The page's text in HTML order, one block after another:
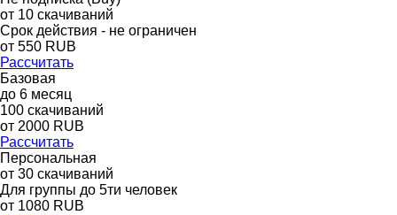
от 10 скачиваний
Срок действия - не ограничен
от 550 RUB
Рассчитать
Базовая
до 6 месяц
100 скачиваний
от 2000 RUB
Рассчитать
Персональная
от 30 скачиваний
Для группы до 5ти человек
от 1080 RUB